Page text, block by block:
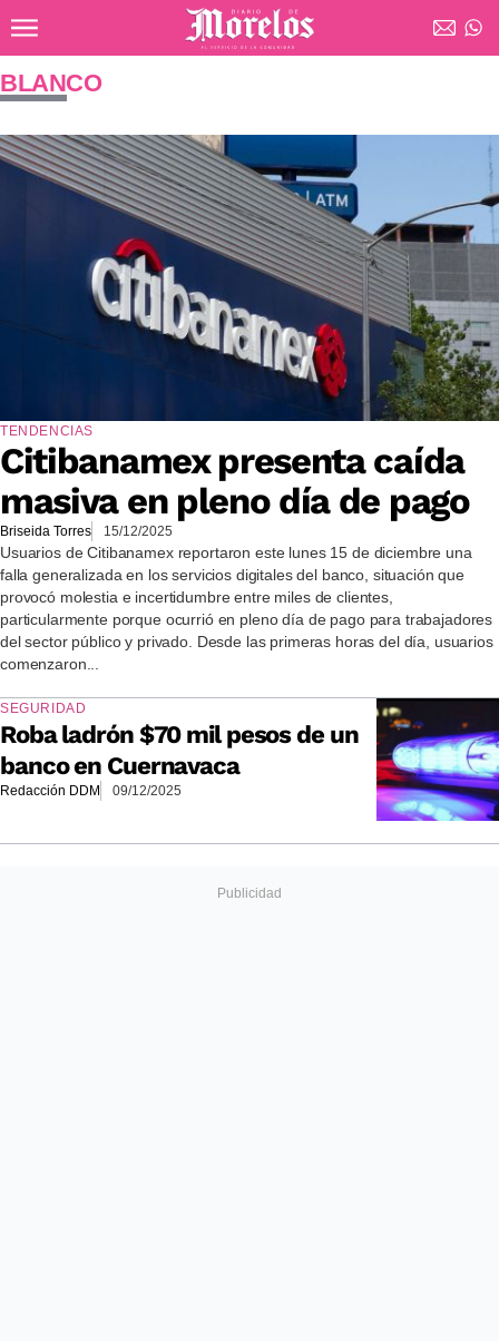
Diario de Morelos
BLANCO
TENDENCIAS
Citibanamex presenta caída
masiva en pleno día de pago
Briseida Torres 15/12/2025
Usuarios de Citibanamex reportaron este lunes 15 de diciembre una
falla generalizada en los servicios digitales del banco, situación que
provocó molestia e incertidumbre entre miles de clientes,
particularmente porque ocurrió en pleno día de pago para trabajadores
del sector público y privado. Desde las primeras horas del día, usuarios
comenzaron...
SEGURIDAD
Roba ladrón $70 mil pesos de un
banco en Cuernavaca
Redacción DDM 09/12/2025